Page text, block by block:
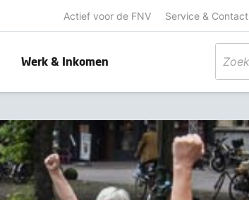
Actief voor de FNV Service & Contact
Werk & Inkomen